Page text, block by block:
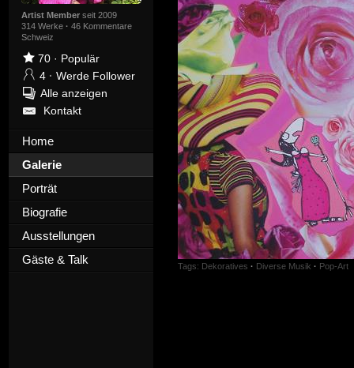
Artist Memberseit 2009
314 Werke · 46 Kommentare
Schweiz
70· Populär
4 · Werde Follower
Alle anzeigen
Kontakt
Home
Galerie
Porträt
Biografie
Ausstellungen
Gäste & Talk
Tags: Dekoratives · Diverse Musik · Pop-Art